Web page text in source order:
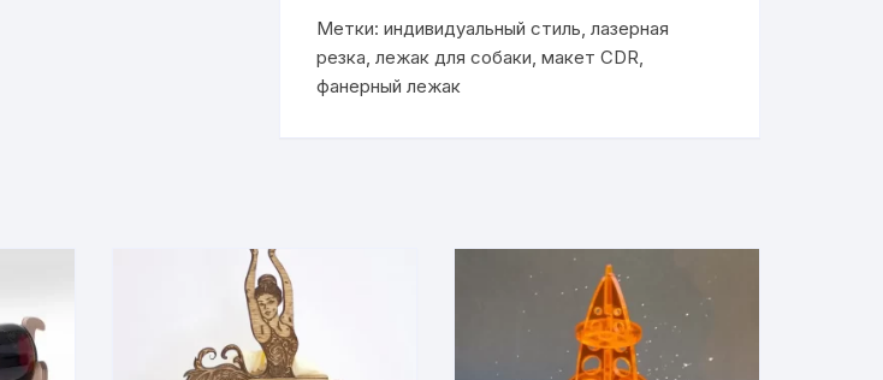
Метки:индивидуальный стиль,лазерная
резка,лежак для собаки,макет CDR,
фанерный лежак